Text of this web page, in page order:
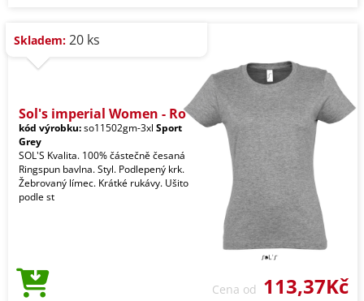
Skladem: 20 ks
Sol's imperial Women - Ro
kód výrobku:so11502gm-3xl Sport
Grey
SOL'S Kvalita. 100% částečně česaná
Ringspun bavlna. Styl. Podlepený krk.
Žebrovaný límec. Krátké rukávy. Ušito
podle st
Cena od 113,37Kč